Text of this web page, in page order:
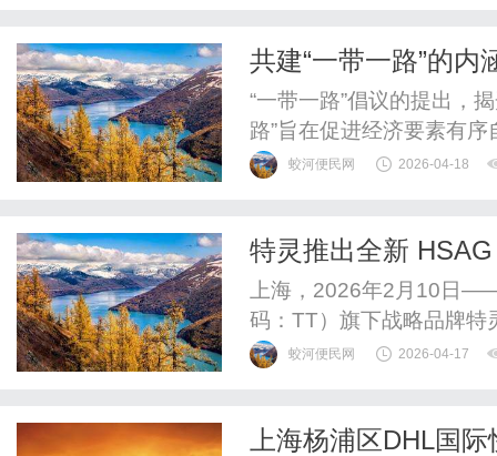
糊，看书看屏幕稍久便眼
共建“一带一路”的内
“一带一路”倡议的提出，
路”旨在促进经济要素有
同打造开放、包容、均衡
内两个市场两种资源，坚
蛟河便民网 2026-04-18
特灵推出全新
推动亚太数据中心
上海，2026年2月10日
码：TT）旗下战略品牌
式冷水机组。该产品专为
蛟河便民网 2026-04-17
上海杨浦区DHL国